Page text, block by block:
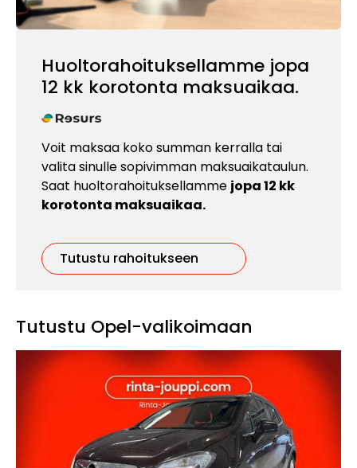
Huoltorahoituksellamme jopa
12 kk korotonta maksuaikaa.
Voit maksaa koko summan kerralla tai
valita sinulle sopivimman maksuaikataulun.
Saat huoltorahoituksellamme jopa 12 kk
korotonta maksuaikaa.
Tutustu rahoitukseen
Tutustu Opel-valikoimaan